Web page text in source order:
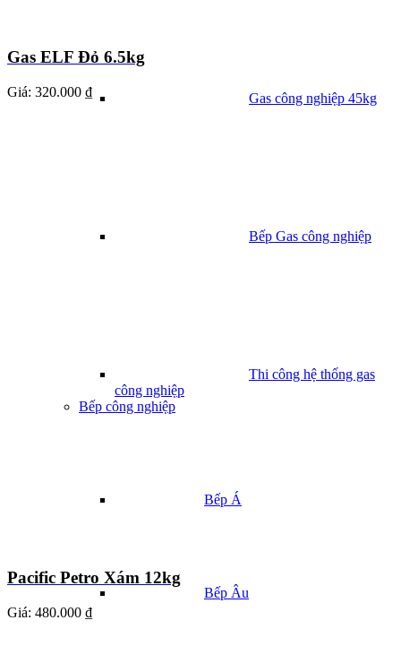
Gas công nghiệp 45kg
Bếp Gas công nghiệp
Thi công hệ thống gas
công nghiệp
Bếp công nghiệp
Bếp Á
Bếp Âu
Gas ELF Đỏ 6.5kg
Giá: 320.000 ₫
Pacific Petro Xám 12kg
Giá: 480.000 ₫